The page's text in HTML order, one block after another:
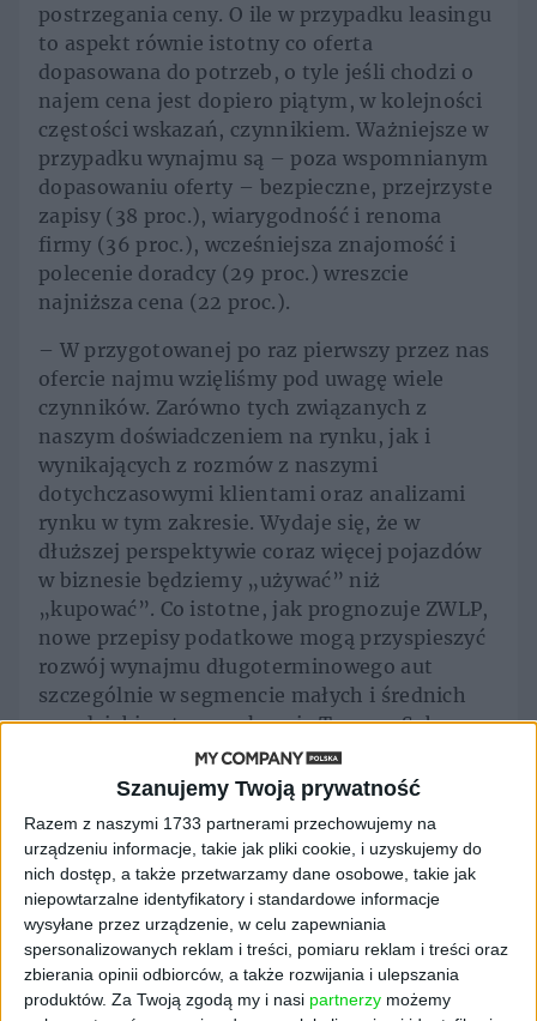
Szanujemy Twoją prywatność
Razem z naszymi 1733 partnerami przechowujemy na
urządzeniu informacje, takie jak pliki cookie, i uzyskujemy do
nich dostęp, a także przetwarzamy dane osobowe, takie jak
niepowtarzalne identyfikatory i standardowe informacje
wysyłane przez urządzenie, w celu zapewniania
spersonalizowanych reklam i treści, pomiaru reklam i treści oraz
zbierania opinii odbiorców, a także rozwijania i ulepszania
produktów. Za Twoją zgodą my i nasi partnerzy możemy
postrzegania ceny. O ile w przypadku leasingu
to aspekt równie istotny co oferta
dopasowana do potrzeb, o tyle jeśli chodzi o
najem cena jest dopiero piątym, w kolejności
częstości wskazań, czynnikiem. Ważniejsze w
przypadku wynajmu są – poza wspomnianym
dopasowaniu oferty – bezpieczne, przejrzyste
zapisy (38 proc.), wiarygodność i renoma
firmy (36 proc.), wcześniejsza znajomość i
polecenie doradcy (29 proc.) wreszcie
najniższa cena (22 proc.).
– W przygotowanej po raz pierwszy przez nas
ofercie najmu wzięliśmy pod uwagę wiele
czynników. Zarówno tych związanych z
naszym doświadczeniem na rynku, jak i
wynikających z rozmów z naszymi
dotychczasowymi klientami oraz analizami
rynku w tym zakresie. Wydaje się, że w
dłuższej perspektywie coraz więcej pojazdów
w biznesie będziemy „używać” niż
„kupować”. Co istotne, jak prognozuje ZWLP,
nowe przepisy podatkowe mogą przyspieszyć
rozwój wynajmu długoterminowego aut
szczególnie w segmencie małych i średnich
przedsiębiorstw – wskazuje Tomasz Sęba,
dyrektor ubezpieczeń i produktów
komplementarnych w Santander Leasing.
– Nasza oferta obejmuje finansowanie
nowych pojazdów od 24 do 60 miesięcy, przy
gwarancji stałej raty. Przedsiębiorcy mogą
skorzystać z dwóch pakietów serwisowych,
ubezpieczenia i możliwości zwrotu
samochodu po zakończeniu umowy. Produkt
na tym etapie dostępny jest na platformie